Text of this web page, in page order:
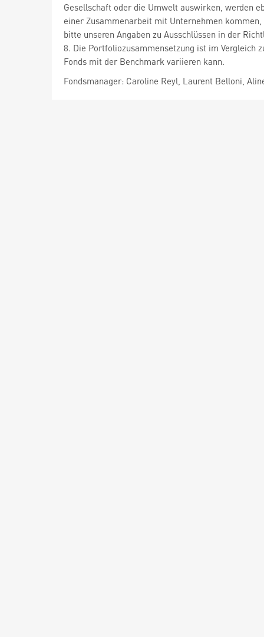
Gesellschaft oder die Umwelt auswirken, werden
einer Zusammenarbeit mit Unternehmen
bitte unseren Angaben zu Ausschlüssen in der
8. Die Portfoliozusammensetzung ist im Vergleich
Fonds mit der Benchmark variieren kann.
Fondsmanager: Caroline Reyl, Laurent Belloni,